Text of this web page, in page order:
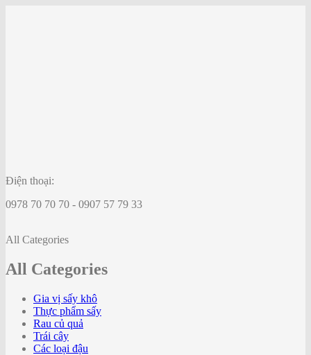
Điện thoại:
0978 70 70 70 - 0907 57 79 33
All Categories
All Categories
Gia vị sấy khô
Thực phẩm sấy
Rau củ quả
Trái cây
Các loại đậu